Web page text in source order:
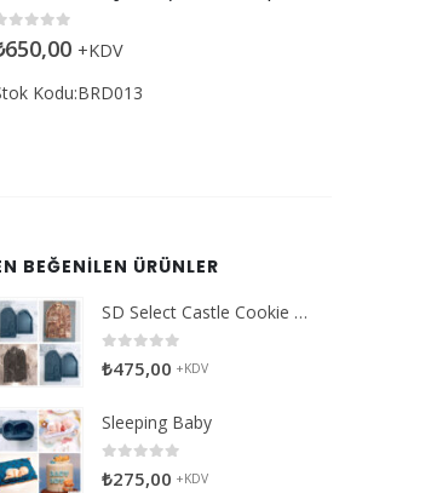
395,00 +KDV
Kodu:BRD003
BEĞENILEN ÜRÜNLER
SD Select Castle Cookie Set
0
₺475,00 +KDV
Sleeping Baby
0
₺275,00 +KDV